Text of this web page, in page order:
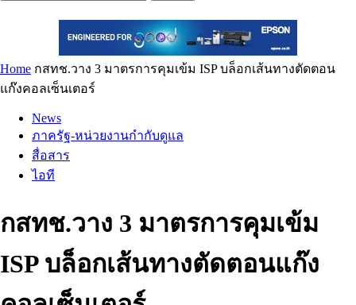
Home กสทช.วาง 3 มาตรการคุมเข้ม ISP บล็อกเส้นทางตัดตอน
แก๊งคอลเซ็นเตอร์
News
ภาครัฐ-หน่วยงานกำกับดูแล
สื่อสาร
ไอที
กสทช.วาง 3 มาตรการคุมเข้ม
ISP บล็อกเส้นทางตัดตอนแก๊ง